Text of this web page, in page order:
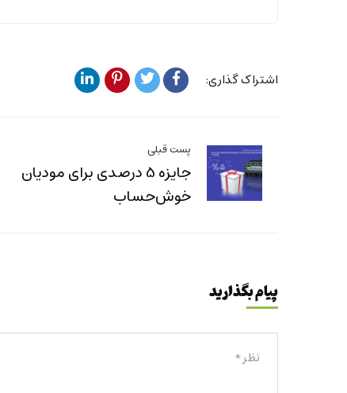
اشتراک گذاری:
پست قبلی
جایزه 5 درصدی برای مودیان
خوش‌حساب
پیام بگذارید